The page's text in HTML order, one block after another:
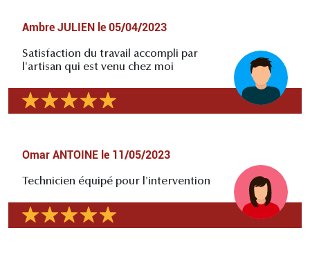
Ambre JULIEN le 05/04/2023
Satisfaction du travail accompli par
l'artisan qui est venu chez moi
Omar ANTOINE le 11/05/2023
Technicien équipé pour l'intervention